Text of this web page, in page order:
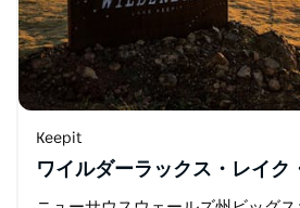
Keepit
ワイルダーラックス・レイク